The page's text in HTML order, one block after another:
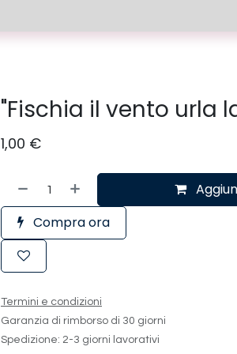
"Fischia il vento urla
1,00 €
Compra ora
Termini e condizioni
Garanzia di rimborso di 30 giorni
Spedizione: 2-3 giorni lavorativi